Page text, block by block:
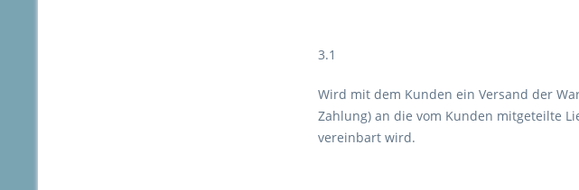
3.1
Wird mit dem Kunden ein Versand der
Zahlung) an die vom Kunden mitgeteilte
vereinbart wird.